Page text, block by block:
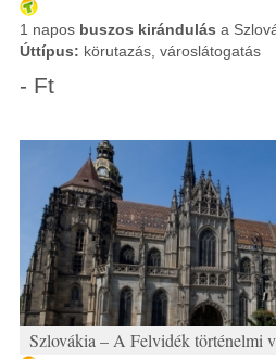
1 napos buszos kirándulás a
Úttípus: körutazás, városlátogatás
- Ft
Szlovákia – A Felvidék történelmi